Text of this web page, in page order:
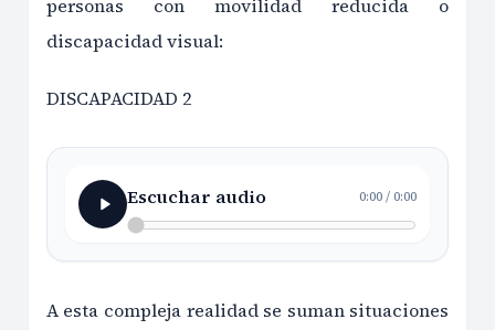
personas con movilidad reducida o
discapacidad visual:
DISCAPACIDAD 2
Escuchar audio 0:00/0:00
A esta compleja realidad se suman situaciones